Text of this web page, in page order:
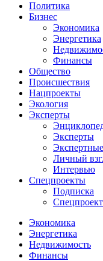
Политика
Бизнес
Экономика
Энергетика
Финансы
Общество
Происшествия
Нацпроекты
Экология
Эксперты
Эксперты
Личный
Интервью
Спецпроекты
Подписка
Экономика
Энергетика
Недвижимость
Финансы